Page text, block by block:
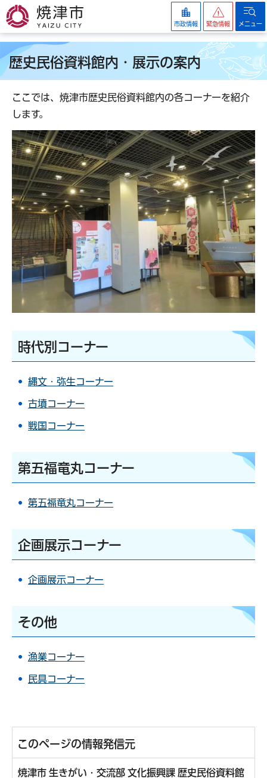
焼津市
市政情報 緊急情報 メニュー
歴史民俗資料館内・展示の案内
ここでは、焼津市歴史民俗資料館内の各コーナーを紹介
します。
時代別コーナー
縄文・弥生コーナー
古墳コーナー
戦国コーナー
第五福竜丸コーナー
第五福竜丸コーナー
企画展示コーナー
企画展示コーナー
その他
漁業コーナー
民具コーナー
このページの情報発信元
焼津市 生きがい・交流部 文化振興課 歴史民俗資料館